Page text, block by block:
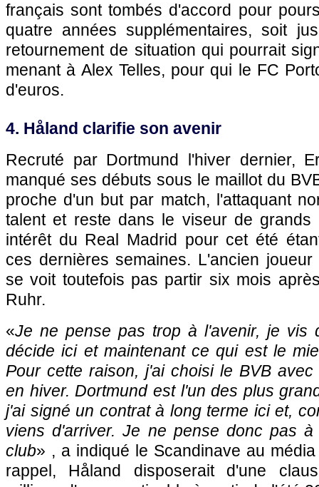
français sont tombés d'accord pour
quatre années supplémentaires, soit
retournement de situation qui pourrait
menant à Alex Telles, pour qui le FC
d'euros.
4. Håland clarifie son avenir
Recruté par Dortmund l'hiver dernier,
manqué ses débuts sous le maillot du
proche d'un but par match, l'attaquant
talent et reste dans le viseur de grands
intérêt du Real Madrid pour cet été
ces dernières semaines. L'ancien
se voit toutefois pas partir six mois
Ruhr.
«Je ne pense pas trop à l'avenir, je vis
décide ici et maintenant ce qui est le
Pour cette raison, j'ai choisi le BVB
en hiver. Dortmund est l'un des plus
j'ai signé un contrat à long terme ici et,
viens d'arriver. Je ne pense donc pas
club» , a indiqué le Scandinave au
rappel, Håland disposerait d'une